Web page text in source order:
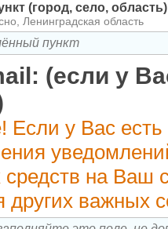
(город, село,
Ленинградская область
(если у
Если у Вас
на Ваш
других важных